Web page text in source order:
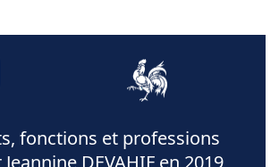
fonctions et professions
DEVAHIF en 2019